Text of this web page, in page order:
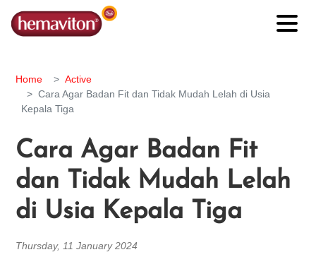
Home
Active
Cara Agar Badan Fit dan Tidak Mudah Lelah di Usia
Kepala Tiga
Cara Agar Badan Fit
dan Tidak Mudah Lelah
di Usia Kepala Tiga
Thursday, 11 January 2024